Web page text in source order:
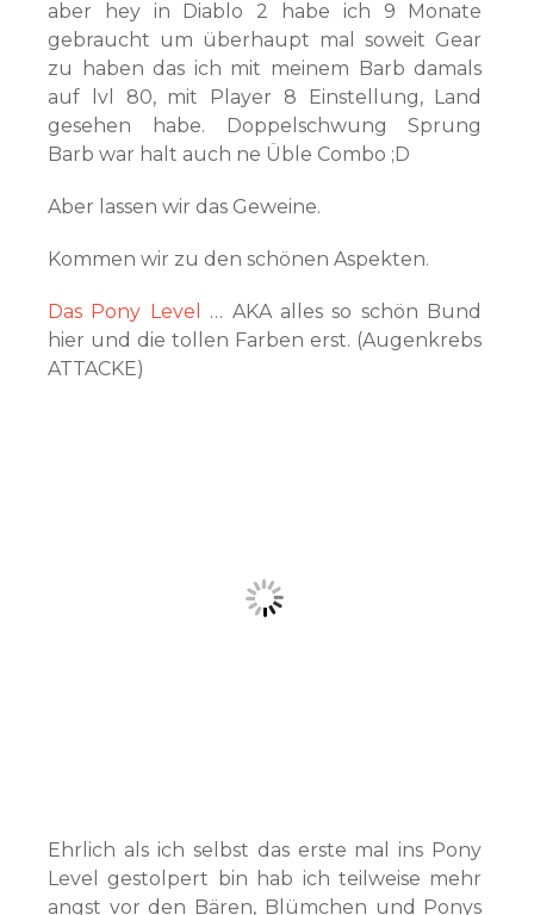
aber hey in Diablo 2 habe ich 9 Monate
gebraucht um überhaupt mal soweit Gear
zu haben das ich mit meinem Barb damals
auf lvl 80, mit Player 8 Einstellung, Land
gesehen habe. Doppelschwung Sprung
Barb war halt auch ne Üble Combo ;D
Aber lassen wir das Geweine.
Kommen wir zu den schönen Aspekten.
Das Pony Level
… AKA alles so schön Bund
hier und die tollen Farben erst. (Augenkrebs
ATTACKE)
Ehrlich als ich selbst das erste mal ins Pony
Level gestolpert bin hab ich teilweise mehr
angst vor den Bären, Blümchen und Ponys